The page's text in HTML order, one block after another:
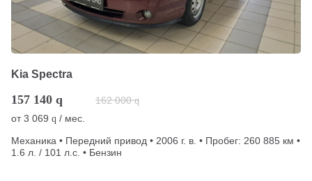
Kia Spectra
157 140 q 162 000 q
от3 069 q / мес.
Механика • Передний привод • 2006 г. в. • Пробег: 260 885 км •
1.6 л. / 101 л.с. • Бензин